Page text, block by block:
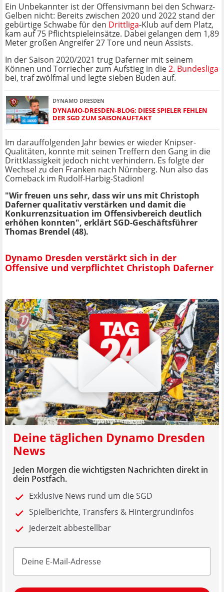
Ein Unbekannter ist der Offensivmann bei den Schwarz-
Gelben nicht: Bereits zwischen 2020 und 2022 stand der
gebürtige Schwabe für den Drittliga-Klub auf dem Platz,
kam auf 75 Pflichtspieleinsätze. Dabei gelangen dem 1,89
Meter großen Angreifer 27 Tore und neun Assists.
In der Saison 2020/2021 trug Daferner mit seinem
Können und Torriecher zum Aufstieg in die2. Bundesliga
bei, traf zwölfmal und legte sieben Buden auf.
DYNAMO DRESDEN
DYNAMO-DRESDEN-BLOG: DIESE SPIELER FEHLEN
DER SGD ZUM SAISONAUFTAKT
Im darauffolgenden Jahr bewies er wieder Knipser-
Qualitäten, konnte mit seinen Treffern den Gang in die
Drittklassigkeit jedoch nicht verhindern. Es folgte der
Wechsel zu den Franken nach Nürnberg. Nun also das
Comeback im Rudolf-Harbig-Stadion!
"Wir freuen uns sehr, dass wir uns mit Christoph
Daferner qualitativ verstärken und damit die
Konkurrenzsituation im Offensivbereich deutlich
erhöhen konnten", erklärt SGD-Geschäftsführer
Thomas Brendel (48).
Dynamo Dresden verstärkt sich in der
Offensive und verpflichtet Christoph Daferner
Deine täglichen Dynamo Dresden
News
Jeden Morgen die wichtigsten Nachrichten direkt in
dein Postfach.
Exklusive News rund um die SGD
Spielberichte, Transfers & Hintergrundinfos
Jederzeit abbestellbar